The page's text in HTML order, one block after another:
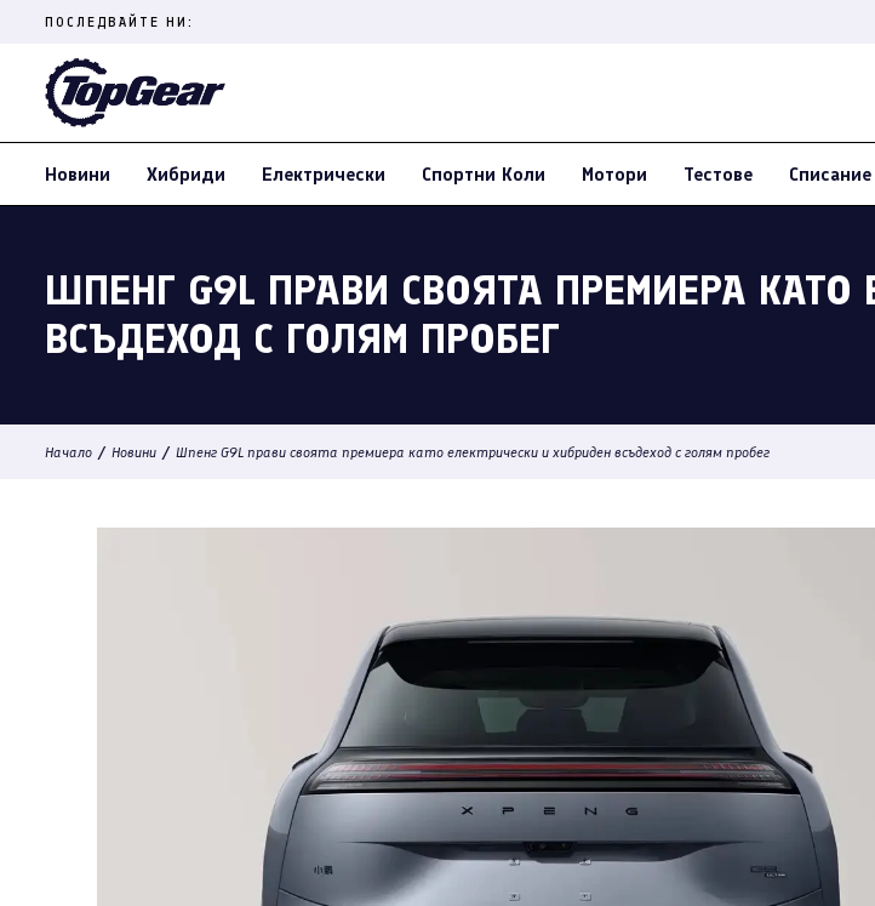
content
(Press
ПОСЛЕДВАЙТЕ НИ:
Новини Хибриди Електрически Спортни Коли Мотори Тестове Списание
ШПЕНГ G9L ПРАВИ СВОЯТА ПРЕМИЕРА КАТО
ВСЪДЕХОД С ГОЛЯМ ПРОБЕГ
Начало / Новини / Шпенг G9L прави своята премиера като електрически и хибриден всъдеход с голям пробег